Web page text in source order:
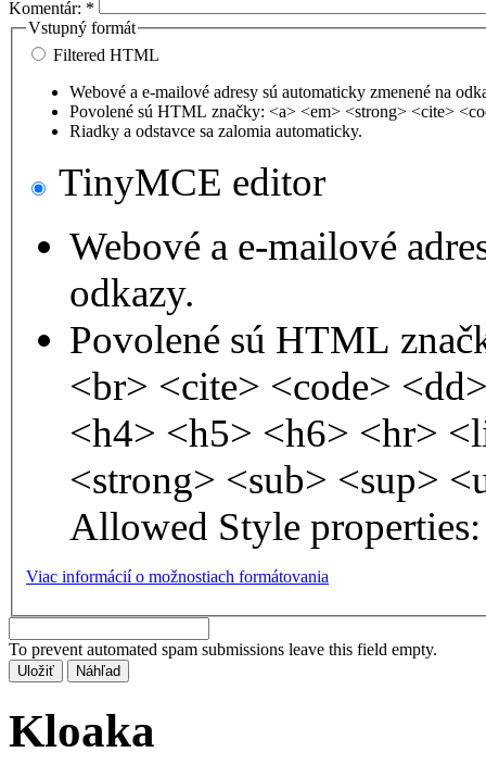
Komentár: *
Vstupný formát
Filtered HTML
Webové a e-mailové adresy sú automaticky zmenené na
Povolené sú HTML značky: <a> <em> <strong> <cite>
Riadky a odstavce sa zalomia automaticky.
TinyMCE editor
Webové a e-mailové
odkazy.
Povolené sú HTML
<br> <cite> <code>
<h4> <h5> <h6> <hr>
<strong> <sub> <sup>
Allowed Style
Viac informácií o možnostiach formátovania
To prevent automated spam submissions leave this field empty.
Kloaka